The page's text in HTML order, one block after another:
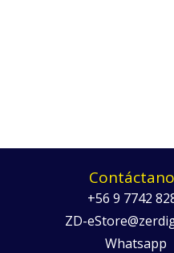
+56 9 7742
ZD-
Whatsapp